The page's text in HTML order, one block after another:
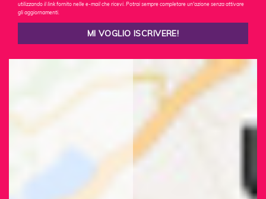
utilizzando il link fornito nelle e-mail che ricevi. Potrai sempre completare un'azione senza attivare
gli aggiornamenti.